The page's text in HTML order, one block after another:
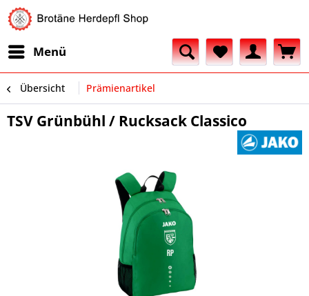
Menü
Übersicht Prämienartikel
TSV Grünbühl / Rucksack Classico